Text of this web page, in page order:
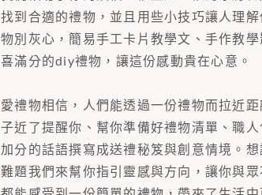
找到合適的禮物，並且用些小技巧讓人理
物別灰心，簡易手工卡片教學文、手作教
喜滿分的diy禮物，讓這份感動貴在心意。
愛禮物相信，人們能透過一份禮物而拉近
子近了提醒你、幫你準備好禮物清單、職
加分的話語撰寫成送禮秘笈與創意情境。
難題我們來幫你指引靈感與方向，讓你與